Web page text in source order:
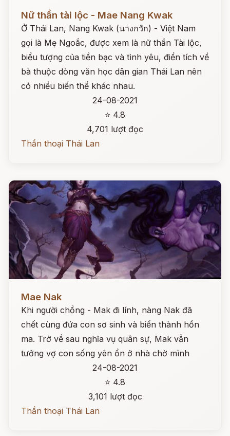
Nữ thần tài lộc - Mae Nang Kwak
Ở Thái Lan, Nang Kwak (นางกวัก) - Việt Nam
gọi là Mẹ Ngoắc, được xem là nữ thần Tài lộc,
biểu tượng của tiền bạc và tình yêu, điển tích về
bà thuộc dòng văn học dân gian Thái Lan nên
có nhiều biến thể khác nhau.
24-08-2021
⭐ 4.8
4,701 lượt đọc
Thần thoại Thái Lan
Mae Nak
Khi người chồng - Mak đi lính, nàng Nak đã
chết cùng đứa con sơ sinh và biến thành hồn
ma. Trở về sau nghĩa vụ quân sự, Mak vẫn
tưởng vợ con sống yên ổn ở nhà chờ mình
24-08-2021
⭐ 4.8
3,101 lượt đọc
Thần thoại Thái Lan